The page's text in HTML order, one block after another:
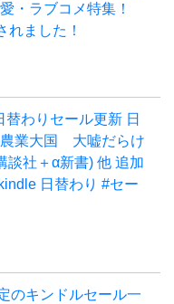
・ラブコメ特集！
れました！
わりセール更新 日
業大国 大嘘だらけ
談社＋α新書) 他 追加
日替わり #セー
のキンドルセール一